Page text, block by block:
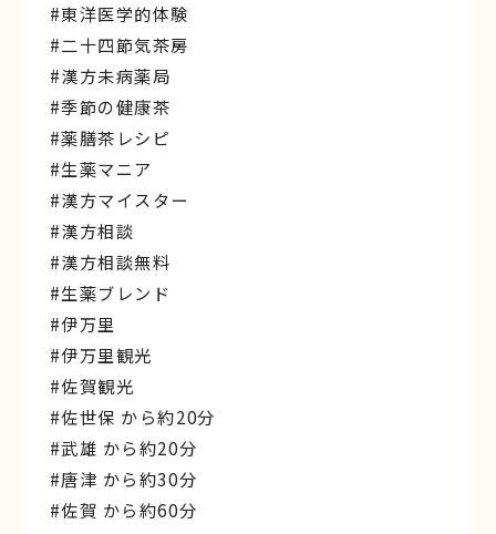
#東洋医学的体験
#二十四節気茶房
#漢方未病薬局
#季節の健康茶
#薬膳茶レシピ
#生薬マニア
#漢方マイスター
#漢方相談
#漢方相談無料
#生薬ブレンド
#伊万里
#伊万里観光
#佐賀観光
#佐世保 から約20分
#武雄 から約20分
#唐津 から約30分
#佐賀 から約60分